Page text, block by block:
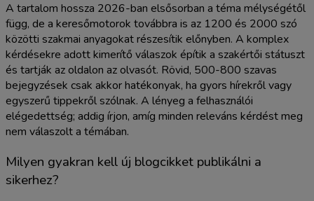
A tartalom hossza 2026-ban elsősorban a téma mélységétől
függ, de a keresőmotorok továbbra is az 1200 és 2000 szó
közötti szakmai anyagokat részesítik előnyben. A komplex
kérdésekre adott kimerítő válaszok építik a szakértői státuszt
és tartják az oldalon az olvasót. Rövid, 500-800 szavas
bejegyzések csak akkor hatékonyak, ha gyors hírekről vagy
egyszerű tippekről szólnak. A lényeg a felhasználói
elégedettség; addig írjon, amíg minden releváns kérdést meg
nem válaszolt a témában.
Milyen gyakran kell új blogcikket publikálni a
sikerhez?